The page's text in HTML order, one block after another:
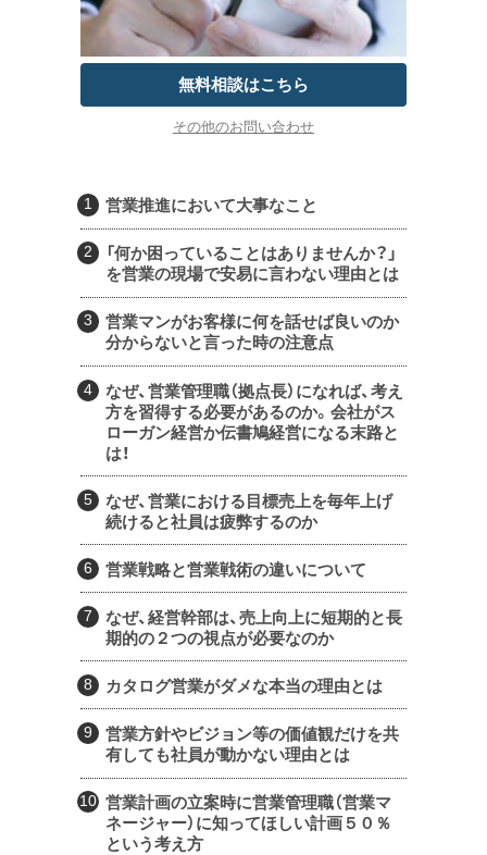
無料相談はこちら
その他のお問い合わせ
営業推進において大事なこと
「何か困っていることはありませんか？」
を営業の現場で安易に言わない理由とは
営業マンがお客様に何を話せば良いのか
分からないと言った時の注意点
なぜ、営業管理職（拠点長）になれば、考え
方を習得する必要があるのか。会社がス
ローガン経営か伝書鳩経営になる末路と
は！
なぜ、営業における目標売上を毎年上げ
続けると社員は疲弊するのか
営業戦略と営業戦術の違いについて
なぜ、経営幹部は、売上向上に短期的と長
期的の２つの視点が必要なのか
カタログ営業がダメな本当の理由とは
営業方針やビジョン等の価値観だけを共
有しても社員が動かない理由とは
営業計画の立案時に営業管理職（営業マ
ネージャー）に知ってほしい計画５０％
という考え方